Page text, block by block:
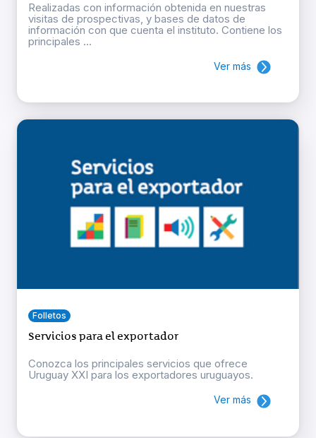
Realizadas con información obtenida en nuestras
visitas de prospectivas, y bases de datos de
información con que cuenta el instituto. Contiene los
principales ...
Ver más
Folletos
Servicios para el exportador
Conozca los principales servicios que ofrece
Uruguay XXI para los exportadores uruguayos.
Ver más